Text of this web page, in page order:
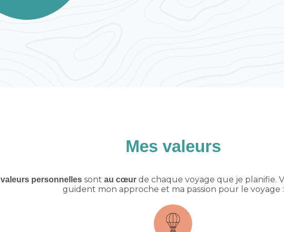
Mes valeurs
valeurs personnelles sont au cœur de chaque voyage que je planifie.
guident mon approche et ma passion pour le voyage :